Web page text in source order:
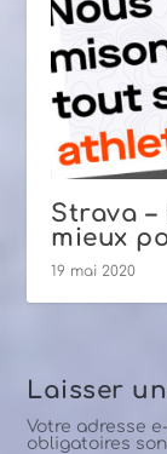
Strava
mieux
19 mai 2020
Laisser
Votre adresse
obligatoires